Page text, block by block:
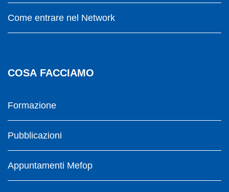
Come entrare nel Network
COSA FACCIAMO
Formazione
Pubblicazioni
Appuntamenti Mefop